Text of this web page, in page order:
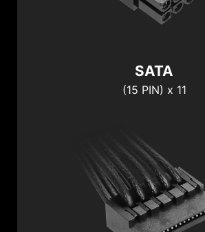
SATA
(15 PIN) x 11
1 X
*Images are for reference for cable
appearance may differ from the